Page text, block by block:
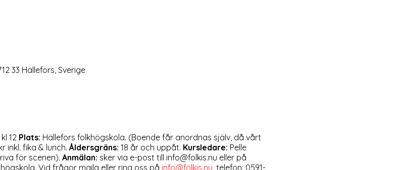
33 Hällefors, Sverige
12 Plats: Hällefors folkhögskola. (Boende får anordnas själv, då vårt
inkl. fika & lunch.Åldersgräns: 18 år och uppåt. Kursledare: Pelle
för scenen). Anmälan: sker via e-post till info@folkis.nu eller på
Vid frågor maila eller ring oss på info@folkis.nu, telefon: 0591-